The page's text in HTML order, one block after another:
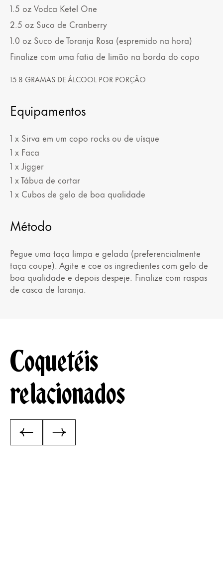
1.5 ozVodca Ketel One
2.5 oz Suco de Cranberry
1.0 oz Suco de Toranja Rosa (espremido na hora)
Finalize com uma fatia de limão na borda do copo
15.8 GRAMAS DE ÁLCOOL POR PORÇÃO
Equipamentos
1 x Sirva em um copo rocks ou de uísque
1 x Faca
1 x Jigger
1 x Tábua de cortar
1 x Cubos de gelo de boa qualidade
Método
Pegue uma taça limpa e gelada (preferencialmente
taça coupe). Agite e coe os ingredientes com gelo de
boa qualidade e depois despeje. Finalize com raspas
de casca de laranja.
Coquetéis
relacionados